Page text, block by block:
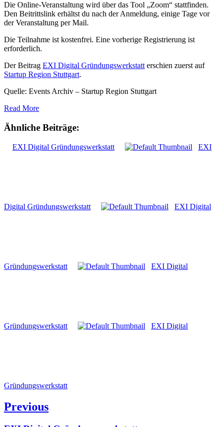
Die Online-Veranstaltung wird über das Tool „Zoom“ stattfinden.
Den Beitrittslink erhältst du nach der Anmeldung, einige Tage vor
der Veranstaltung per Mail.
Die Teilnahme ist kostenfrei. Eine vorherige Registrierung ist
erforderlich.
Der Beitrag EXI Digital Gründungswerkstatt erschien zuerst auf
Startup Region Stuttgart.
Quelle: Events Archiv – Startup Region Stuttgart
Read More
Ähnliche Beiträge:
EXI Digital Gründungswerkstatt EXI
Digital Gründungswerkstatt EXI Digital
Gründungswerkstatt EXI Digital
Gründungswerkstatt EXI Digital
Gründungswerkstatt
Beitragsnavigation
Previous